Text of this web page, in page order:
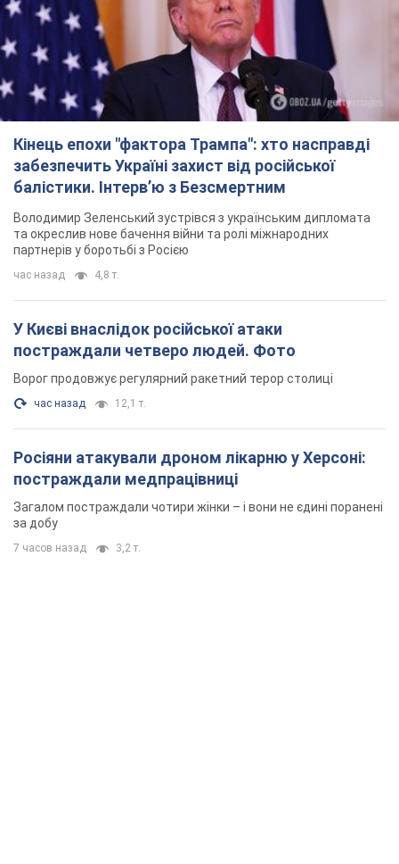
Кінець епохи "фактора Трампа": хто насправді
забезпечить Україні захист від російської
балістики. Інтерв’ю з Безсмертним
Володимир Зеленський зустрівся з українським дипломата
та окреслив нове бачення війни та ролі міжнародних
партнерів у боротьбі з Росією
час назад 4,8 т.
У Києві внаслідок російської атаки
постраждали четверо людей. Фото
Ворог продовжує регулярний ракетний терор столиці
час назад 12,1 т.
Росіяни атакували дроном лікарню у Херсоні:
постраждали медпрацівниці
Загалом постраждали чотири жінки – і вони не єдині поранені
за добу
7 часов назад 3,2 т.